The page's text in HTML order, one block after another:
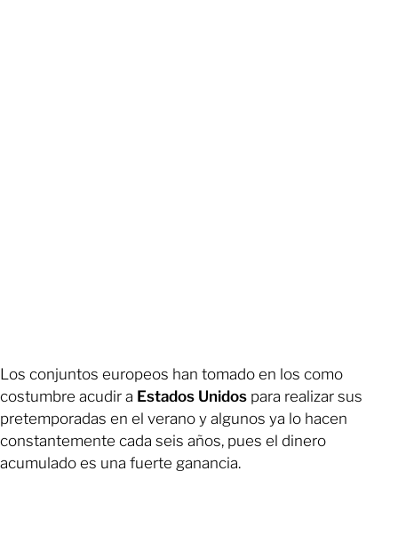
Los conjuntos europeos han tomado en los como
costumbre acudir a Estados Unidos para realizar sus
pretemporadas en el verano y algunos ya lo hacen
constantemente cada seis años, pues el dinero
acumulado es una fuerte ganancia.